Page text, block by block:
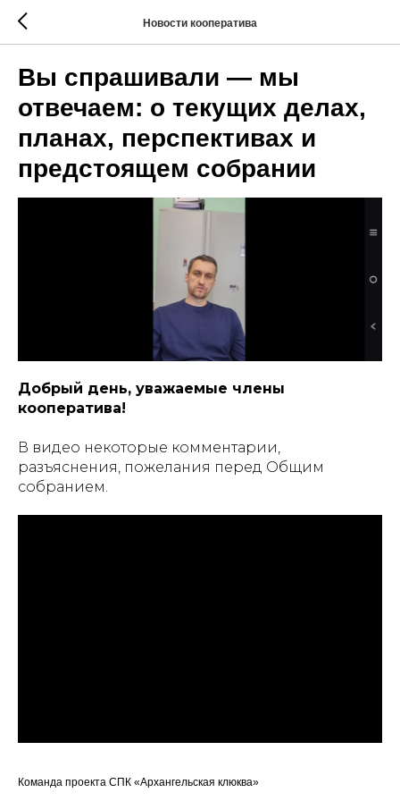
Новости кооператива
Вы спрашивали — мы
отвечаем: о текущих делах,
планах, перспективах и
предстоящем собрании
Добрый день, уважаемые члены
кооператива!
В видео некоторые комментарии,
разъяснения, пожелания перед Общим
собранием.
Команда проекта СПК «Архангельская клюква»